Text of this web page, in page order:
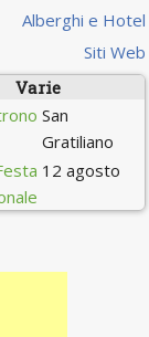
Alberghi e Hotel
Siti Web
Varie
San
Gratiliano
12 agosto